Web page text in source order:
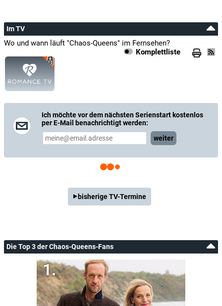
Im TV
Wo und wann läuft "Chaos-Queens" im Fernsehen?
Komplettliste
Ich möchte vor dem nächsten Serienstart kostenlos
per E-Mail benachrichtigt werden:
weiter
bisherige TV-Termine
Die Top 3 der Chaos-Queens-Fans